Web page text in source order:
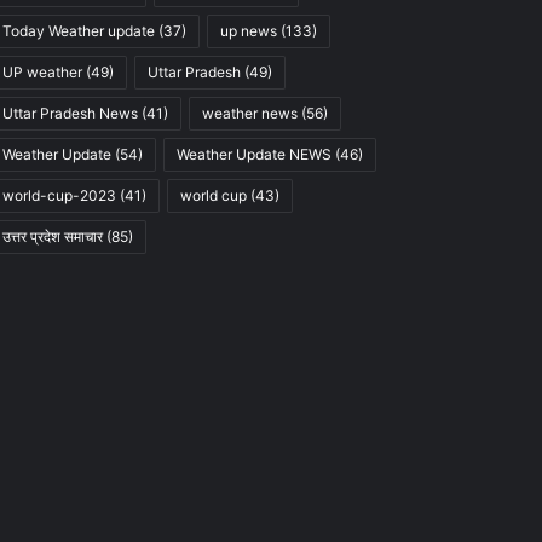
Today Weather update(37) up news(133)
UP weather(49) Uttar Pradesh(49)
Uttar Pradesh News(41) weather news(56)
Weather Update(54) Weather Update NEWS (46)
world-cup-2023 (41) world cup(43)
उत्तर प्रदेश समाचार(85)